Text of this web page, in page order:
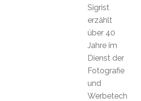
Sigrist
erzählt
über 40
Jahre im
Dienst der
Fotografie
und
Werbetech